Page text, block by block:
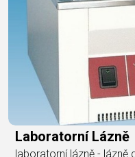
Laboratorní Lázně
laboratorní lázně -